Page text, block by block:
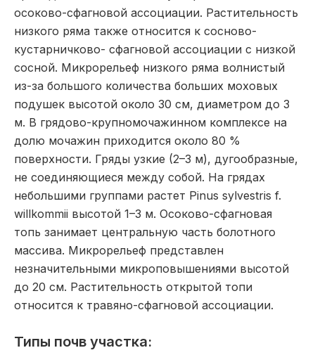
осоково-сфагновой ассоциации. Растительность
низкого ряма также относится к сосново-
кустарничково- сфагновой ассоциации с низкой
сосной. Микрорельеф низкого ряма волнистый
из-за большого количества больших моховых
подушек высотой около 30 см, диаметром до 3
м. В грядово-крупномочажинном комплексе на
долю мочажин приходится около 80 %
поверхности. Гряды узкие (2–3 м), дугообразные,
не соединяющиеся между собой. На грядах
небольшими группами растет Pinus sylvestris f.
willkommii высотой 1–3 м. Осоково-сфагновая
топь занимает центральную часть болотного
массива. Микрорельеф представлен
незначительными микроповышениями высотой
до 20 см. Растительность открытой топи
относится к травяно-сфагновой ассоциации.
Типы почв участка: